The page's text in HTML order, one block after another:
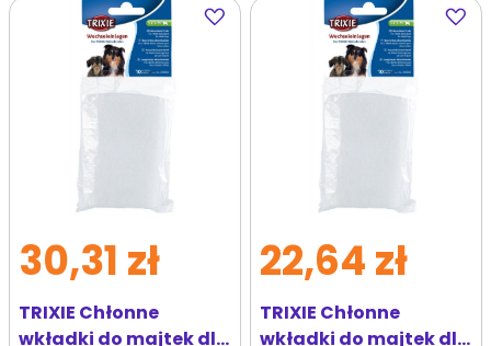
Dodaj
do
TRIXIE Chłonne
wkładki do majtek dla
30,31 zł
Dodaj
do
TRIXIE Chłonne
wkładki do majtek dla
22,64 zł